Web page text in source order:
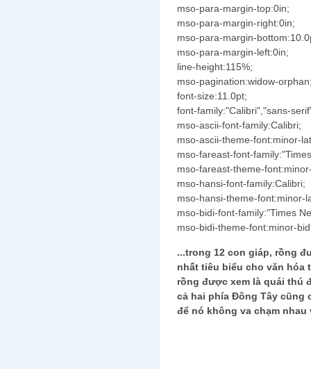
mso-para-margin-top:0in;
mso-para-margin-right:0in;
mso-para-margin-
mso-para-margin-left:0in;
line-height:115%;
mso-pagination:widow-
font-size:11.0pt;
font-family:"Calibri","sans-
mso-ascii-font-family:Calibri;
mso-ascii-theme-font:minor-
mso-fareast-font-
mso-fareast-theme-
mso-hansi-font-family:Calibri;
mso-hansi-theme-font:minor-
mso-bidi-font-family:"Times
mso-bidi-theme-font:minor-
...trong 12 con giáp, rồng
nhất tiêu biểu cho văn hóa
rồng được xem là quái thú
cả hai phía Đông Tây cũng
để nó không va chạm